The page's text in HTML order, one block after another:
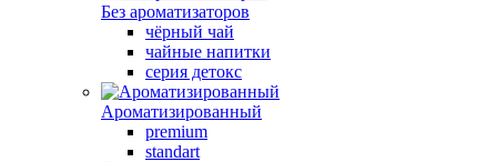
Без ароматизаторов
чёрный чай
чайные напитки
серия детокс
Ароматизированный
premium
standart